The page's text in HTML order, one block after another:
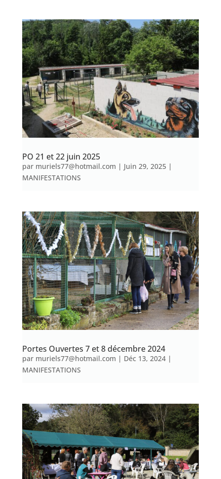
PO 21 et 22 juin 2025
par muriels77@hotmail.com | Juin 29, 2025|
MANIFESTATIONS
Portes Ouvertes 7 et 8 décembre 2024
par muriels77@hotmail.com | Déc 13, 2024|
MANIFESTATIONS